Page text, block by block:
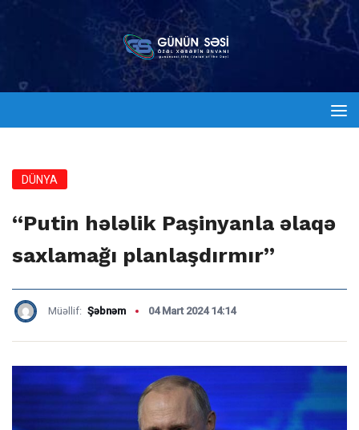
DÜNYA
“Putin hələlik Paşinyanla əlaqə
saxlamağı planlaşdırmır”
Müəllif: Şəbnəm 04 Mart 2024 14:14